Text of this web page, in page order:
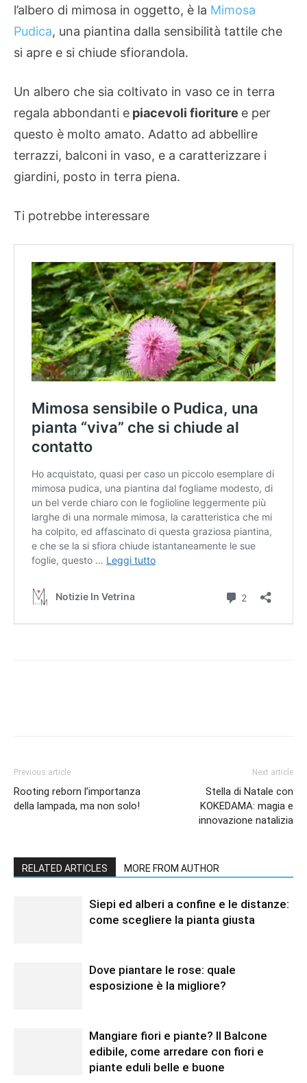
l’albero di mimosa in oggetto, è la Mimosa
Pudica, una piantina dalla sensibilità tattile che
si apre e si chiude sfiorandola.
Un albero che sia coltivato in vaso ce in terra
regala abbondanti e piacevoli fioriture e per
questo è molto amato. Adatto ad abbellire
terrazzi, balconi in vaso, e a caratterizzare i
giardini, posto in terra piena.
Ti potrebbe interessare
Previous article
Rooting reborn l’importanza
della lampada, ma non solo!
Next article
Stella di Natale con
KOKEDAMA: magia e
innovazione natalizia
RELATED ARTICLES MORE FROM AUTHOR
Siepi ed alberi a confine e le distanze:
come scegliere la pianta giusta
Dove piantare le rose: quale
esposizione è la migliore?
Mangiare fiori e piante? Il Balcone
edibile, come arredare con fiori e
piante eduli belle e buone